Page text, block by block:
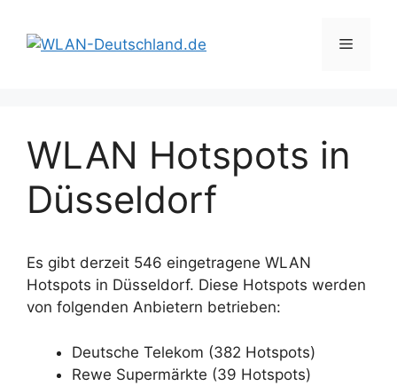
Inhalt
springen
Menü
WLAN Hotspots in
Düsseldorf
Es gibt derzeit 546 eingetragene WLAN
Hotspots in Düsseldorf. Diese Hotspots werden
von folgenden Anbietern betrieben:
Deutsche Telekom (382 Hotspots)
Rewe Supermärkte (39 Hotspots)